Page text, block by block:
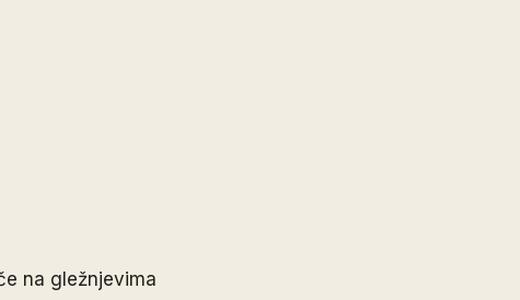
na gležnjevima